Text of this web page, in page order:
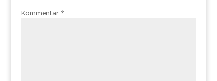
Kommentar *